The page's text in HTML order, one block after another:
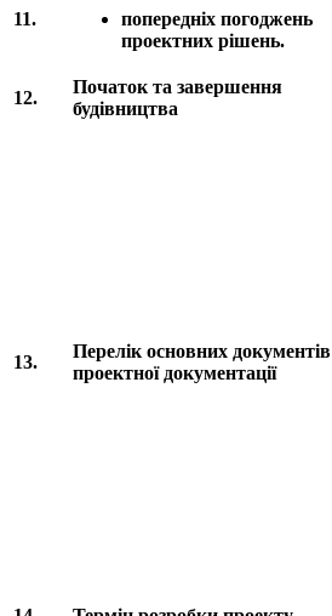
11.
попередніх погоджень
проектних рішень.
12.
Початок та завершення
будівництва
13.
Перелік основних документів
проектної документації